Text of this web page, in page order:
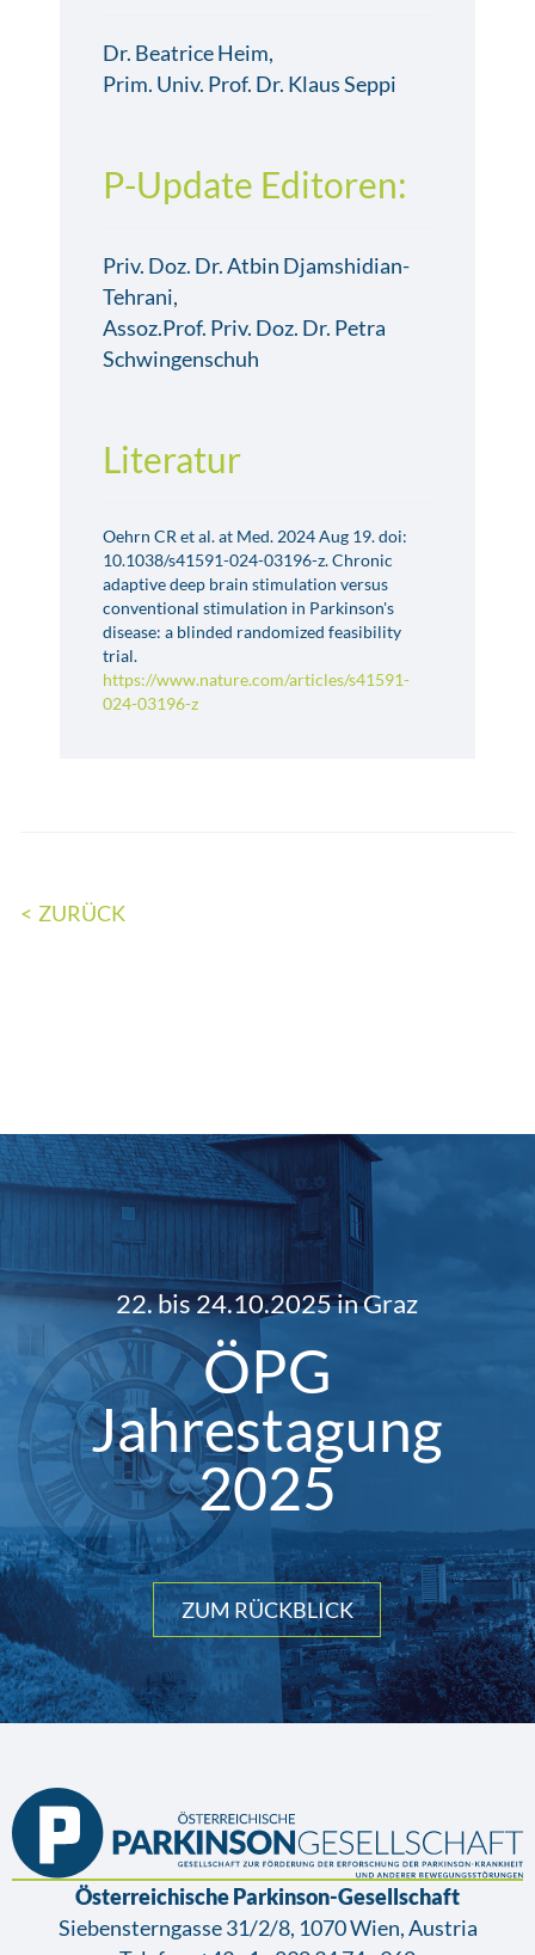
Dr. Beatrice Heim,
Prim. Univ. Prof. Dr. Klaus Seppi
P-Update Editoren:
Priv. Doz. Dr. Atbin Djamshidian-
Tehrani,
Assoz.Prof. Priv. Doz. Dr. Petra
Schwingenschuh
Literatur
Oehrn CR et al. at Med. 2024 Aug 19. doi:
10.1038/s41591-024-03196-z. Chronic
adaptive deep brain stimulation versus
conventional stimulation in Parkinson's
disease: a blinded randomized feasibility
trial.
https://www.nature.com/articles/s41591-
024-03196-z
ZURÜCK
22. bis 24.10.2025 in Graz
ÖPG
Jahrestagung
2025
ZUM RÜCKBLICK
Österreichische Parkinson-Gesellschaft
Siebensterngasse 31/2/8, 1070 Wien, Austria